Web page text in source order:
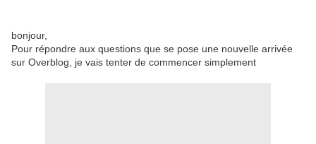
bonjour,
Pour répondre aux questions que se pose une nouvelle arrivée
sur Overblog, je vais tenter de commencer simplement